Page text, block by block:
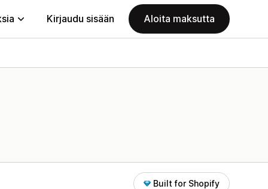
Kirjaudu sisään Aloita maksutta
Built for Shopify